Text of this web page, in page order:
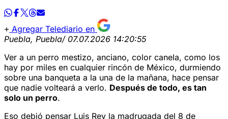
Agregar Telediario en
Puebla, Puebla/ 07.07.2026 14:20:55
Ver a un perro mestizo, anciano, color canela, como los
hay por miles en cualquier rincón de México, durmiendo
sobre una banqueta a la una de la mañana, hace pensar
que nadie volteará a verlo. Después de todo, es tan
solo un perro.
Eso debió pensar Luis Rey la madrugada del 8 de